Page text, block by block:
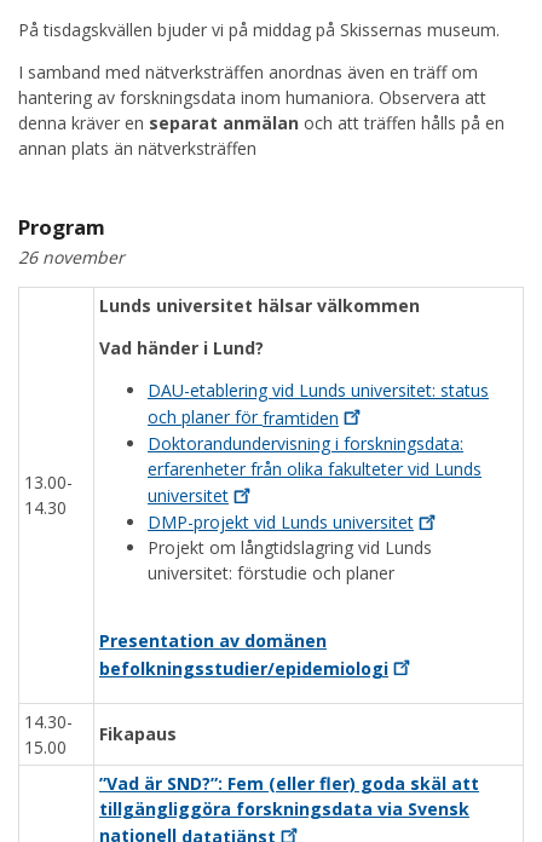
På tisdagskvällen bjuder vi på middag på Skissernas museum.
I samband med nätverksträffen anordnas även en träff om
hantering av forskningsdata inom humaniora. Observera att
denna kräver en separat anmälan och att träffen hålls på en
annan plats än nätverksträffen
Program
26 november
13.00-
14.30
Lunds universitet hälsar välkommen
Vad händer i Lund?
DAU-etablering vid Lunds universitet: status
och planer förframtiden
Doktorandundervisning i forskningsdata:
erfarenheter från olika fakulteter vid Lunds
universitet
DMP-projekt vid Lunds universitet
Projekt om långtidslagring vid Lunds
universitet: förstudie och planer
Presentation av domänen
befolkningsstudier/epidemiologi
14.30-
15.00
Fikapaus
”Vad är SND?”: Fem (eller fler) goda skäl att
tillgängliggöra forskningsdata via Svensk
nationell datatjänst